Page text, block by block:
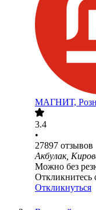
МАГНИТ,
3.4
•
27897 отзывов
Акбулак,
Можно без
Откликнитесь
Откликнуться